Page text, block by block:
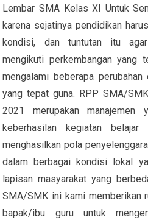
Lembar SMA Kelas XI Untuk
karena sejatinya pendidikan
kondisi, dan tuntutan itu
mengikuti perkembangan yang
mengalami beberapa
yang tepat guna. RPP SMA/
2021 merupakan
keberhasilan kegiatan belajar
menghasilkan pola
dalam berbagai kondisi lokal
lapisan masyarakat yang
SMA/SMK ini kami memberikan
bapak/ibu guru untuk